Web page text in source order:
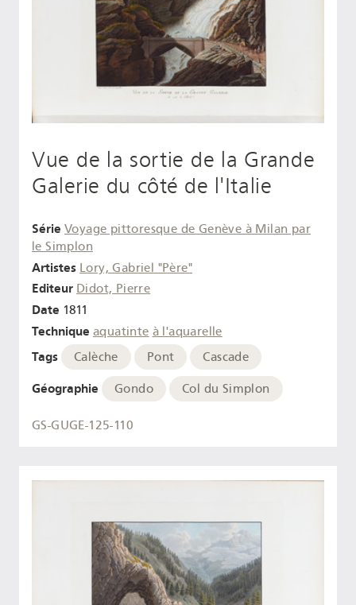
Vue de la sortie de la Grande
Galerie du côté de l'Italie
Série Voyage pittoresque de Genève à Milan par
le Simplon
Artistes Lory, Gabriel "Père"
Editeur Didot, Pierre
Date 1811
Technique aquatinte à l'aquarelle
Tags Calèche Pont Cascade
Géographie Gondo Col du Simplon
GS-GUGE-125-110